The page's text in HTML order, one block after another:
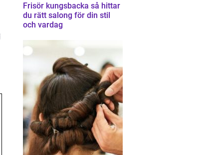
Frisör kungsbacka så hittar
du rätt salong för din stil
och vardag